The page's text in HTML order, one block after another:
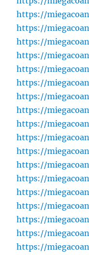
https://
https://
https://
https://
https://
https://
https://
https://
https://
https://
https://
https://
https://
https://
https://
https://
https://
https://